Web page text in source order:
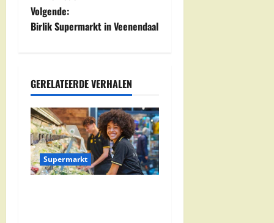
r
c
h
t
n
a
Volgende:
Birlik Supermarkt in Veenendaal
GERELATEERDE VERHALEN
Supermarkt